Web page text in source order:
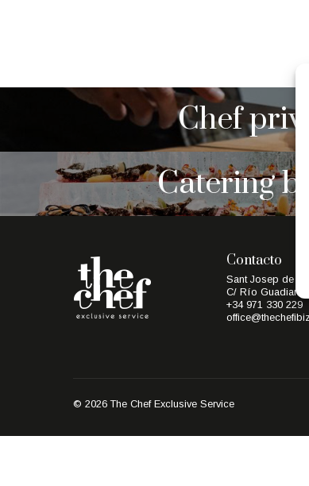
Chef
Catering
Contacto
Sant Josep de sa
C/ Río Guadiana
+34 971 330 229
© 2026 The Chef Exclusive Service